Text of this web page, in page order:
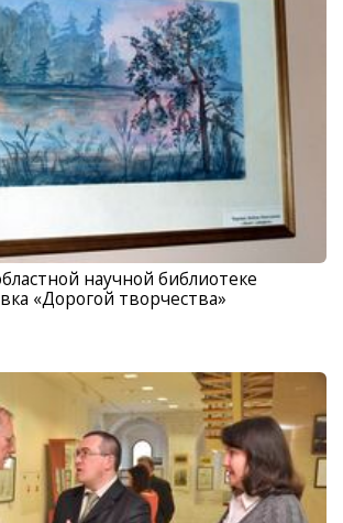
научной библиотеке
«Дорогой творчества»